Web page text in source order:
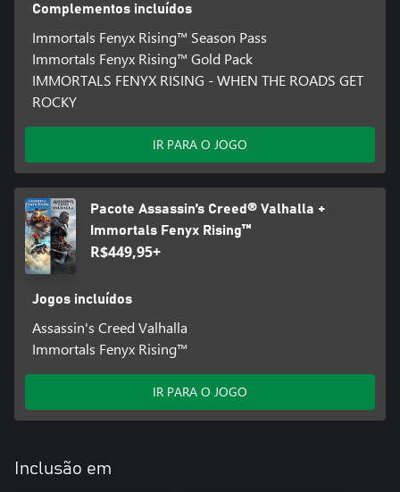
Complementos incluídos
Immortals Fenyx Rising™ Season Pass
Immortals Fenyx Rising™ Gold Pack
IMMORTALS FENYX RISING - WHEN THE ROADS GET
ROCKY
IR PARA O JOGO
Pacote Assassin’s Creed® Valhalla +
Immortals Fenyx Rising™
R$449,95+
Jogos incluídos
Assassin's Creed Valhalla
Immortals Fenyx Rising™
IR PARA O JOGO
Inclusão em